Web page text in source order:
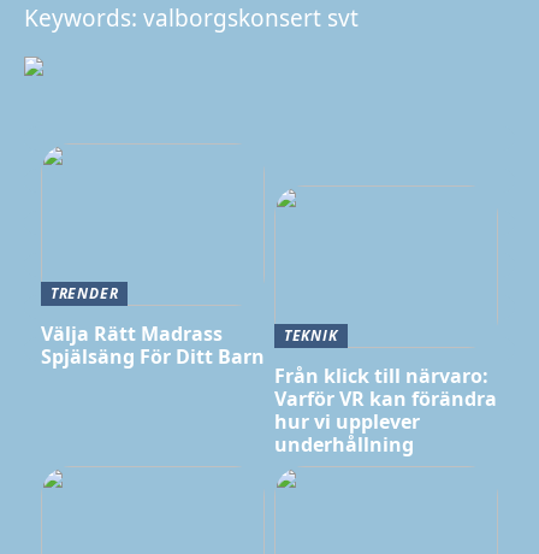
Keywords: valborgskonsert svt
TRENDER
Välja Rätt Madrass
Spjälsäng För Ditt Barn
TEKNIK
Från klick till närvaro:
Varför VR kan förändra
hur vi upplever
underhållning